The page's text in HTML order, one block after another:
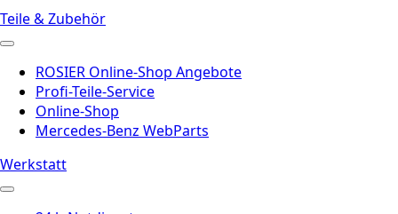
Teile & Zubehör
ROSIER Online-Shop Angebote
Profi-Teile-Service
Online-Shop
Mercedes-Benz WebParts
Werkstatt